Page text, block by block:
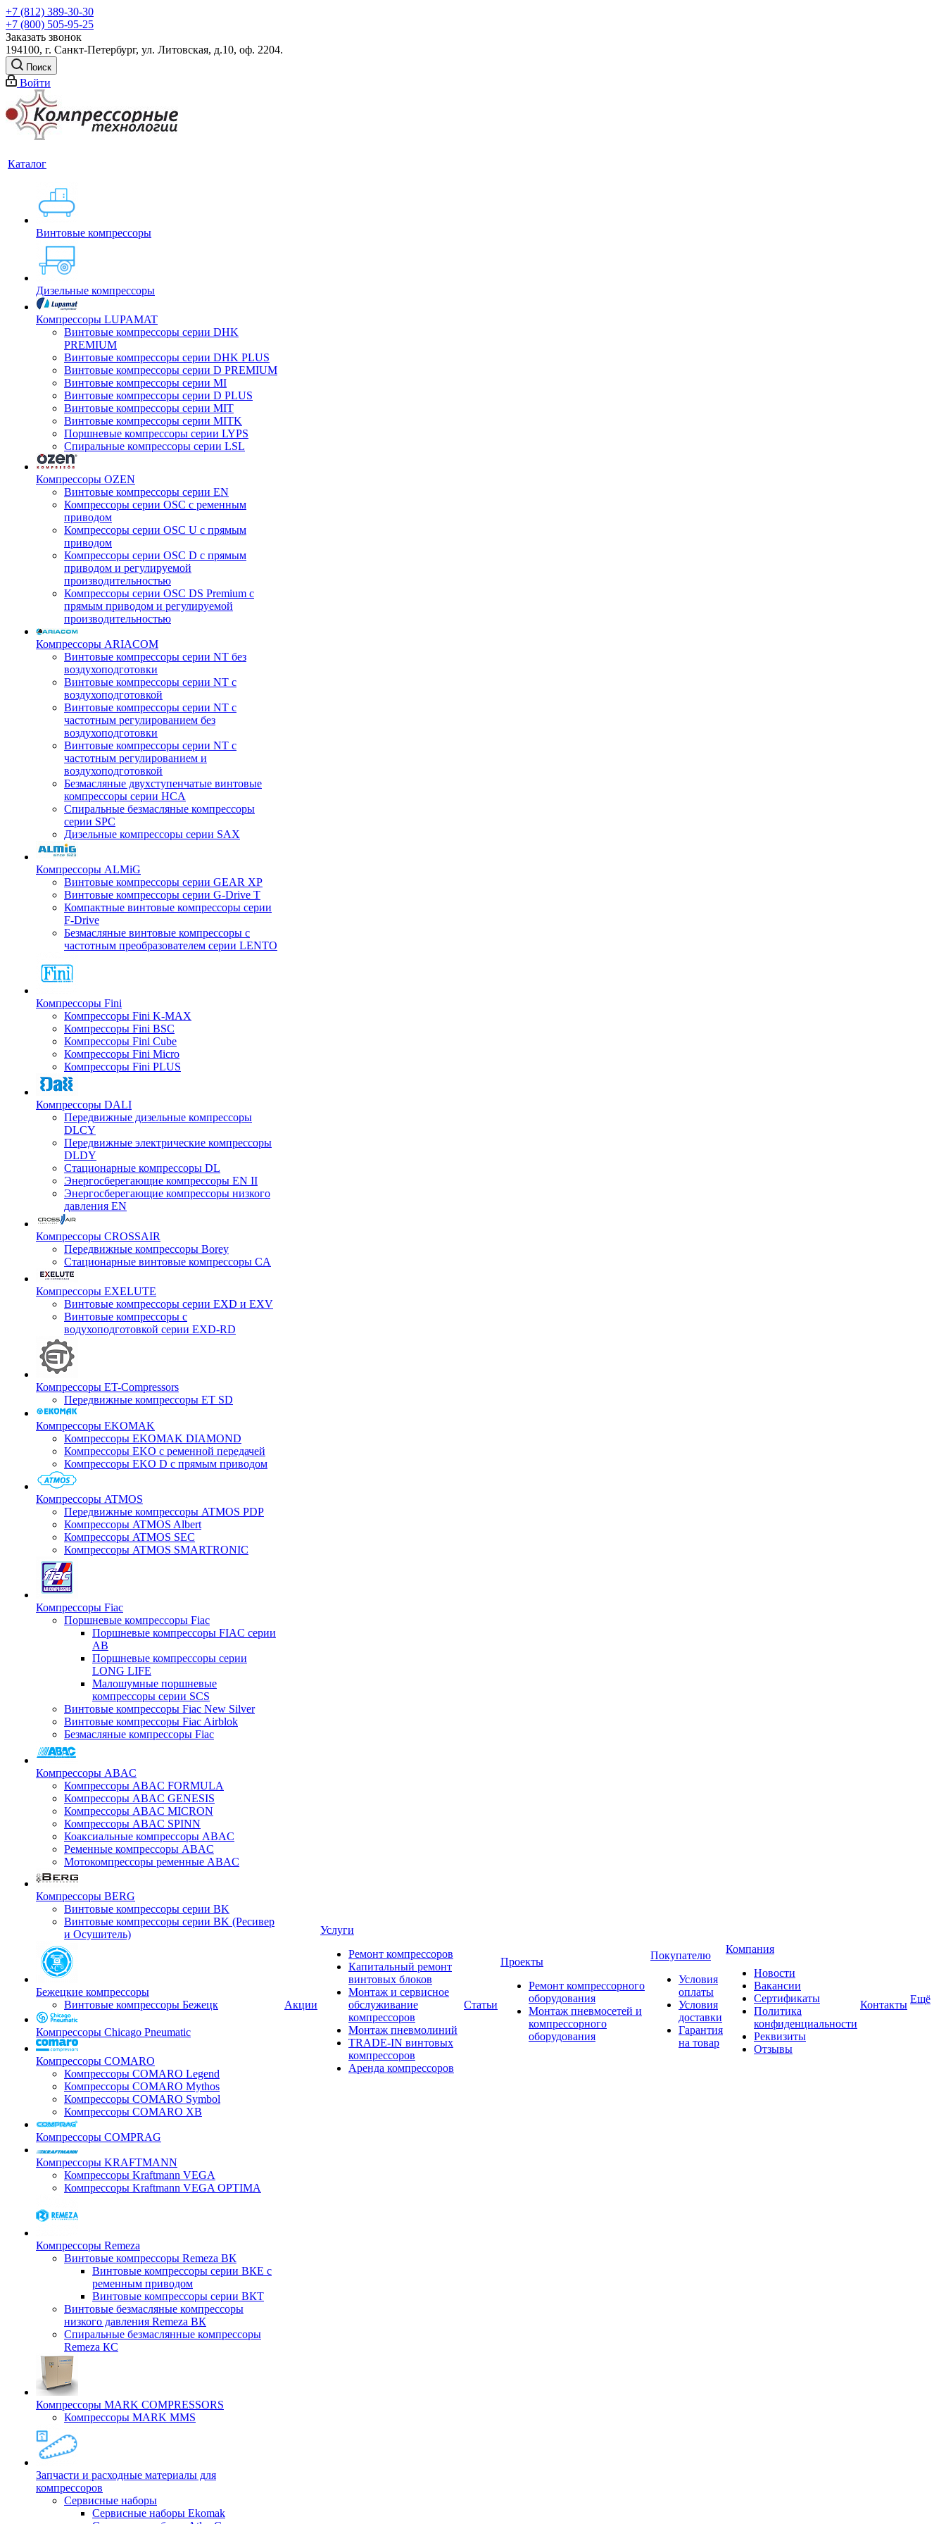
+7 (812) 389-30-30
+7 (800) 505-95-25
Заказать звонок
194100, г. Санкт-Петербург, ул. Литовская, д.10, оф. 2204.
Поиск
Войти
Каталог
Винтовые компрессоры
Дизельные компрессоры
Компрессоры LUPAMAT
Винтовые компрессоры серии DHK
PREMIUM
Винтовые компрессоры серии DHK PLUS
Винтовые компрессоры серии D PREMIUM
Винтовые компрессоры серии MI
Винтовые компрессоры серии D PLUS
Винтовые компрессоры серии MIT
Винтовые компрессоры серии MITK
Поршневые компрессоры серии LYPS
Спиральные компрессоры серии LSL
Компрессоры OZEN
Винтовые компрессоры серии EN
Компрессоры серии OSC с ременным
приводом
Компрессоры серии OSC U с прямым
приводом
Компрессоры серии OSC D с прямым
приводом и регулируемой
производительностью
Компрессоры серии OSC DS Premium с
прямым приводом и регулируемой
производительностью
Компрессоры ARIACOM
Винтовые компрессоры серии NT без
воздухоподготовки
Винтовые компрессоры серии NT c
воздухоподготовкой
Винтовые компрессоры серии NT с
частотным регулированием без
воздухоподготовки
Винтовые компрессоры серии NT с
частотным регулированием и
воздухоподготовкой
Безмасляные двухступенчатые винтовые
компрессоры серии HCA
Спиральные безмасляные компрессоры
серии SPC
Дизельные компрессоры серии SAX
Компрессоры ALMiG
Винтовые компрессоры серии GEAR XP
Винтовые компрессоры серии G-Drive T
Компактные винтовые компрессоры серии
F-Drive
Безмасляные винтовые компрессоры с
частотным преобразователем серии LENTO
Компрессоры Fini
Компрессоры Fini K-MAX
Компрессоры Fini BSC
Компрессоры Fini Cube
Компрессоры Fini Micro
Компрессоры Fini PLUS
Компрессоры DALI
Передвижные дизельные компрессоры
DLCY
Передвижные электрические компрессоры
DLDY
Стационарные компрессоры DL
Энергосберегающие компрессоры EN II
Энергосберегающие компрессоры низкого
давления EN
Компрессоры CROSSAIR
Передвижные компрессоры Borey
Стационарные винтовые компрессоры CA
Компрессоры EXELUTE
Винтовые компрессоры серии EXD и EXV
Винтовые компрессоры с
водухоподготовкой серии EXD-RD
Компрессоры ET-Compressors
Передвижные компрессоры ET SD
Компрессоры EKOMAK
Компрессоры EKOMAK DIAMOND
Компрессоры EKO c ременной передачей
Компрессоры EKO D с прямым приводом
Компрессоры ATMOS
Передвижные компрессоры ATMOS PDP
Компрессоры ATMOS Albert
Компрессоры ATMOS SEC
Компрессоры ATMOS SMARTRONIC
Компрессоры Fiac
Поршневые компрессоры Fiac
Поршневые компрессоры FIAC серии
AB
Поршневые компрессоры серии
LONG LIFE
Малошумные поршневые
компрессоры серии SCS
Винтовые компрессоры Fiac New Silver
Винтовые компрессоры Fiac Airblok
Безмасляные компрессоры Fiac
Компрессоры ABAC
Компрессоры ABAC FORMULA
Компрессоры ABAC GENESIS
Компрессоры ABAC MICRON
Компрессоры ABAC SPINN
Коаксиальные компрессоры ABAC
Ременные компрессоры ABAC
Мотокомпрессоры ременные ABAC
Компрессоры BERG
Винтовые компрессоры серии BK
Винтовые компрессоры серии BK (Ресивер
и Осушитель)
Бежецкие компрессоры
Винтовые компрессоры Бежецк
Компрессоры Chicago Pneumatic
Компрессоры COMARO
Компрессоры COMARO Legend
Компрессоры COMARO Mythos
Компрессоры COMARO Symbol
Компрессоры COMARO XB
Компрессоры COMPRAG
Компрессоры KRAFTMANN
Компрессоры Kraftmann VEGA
Компрессоры Kraftmann VEGA OPTIMA
Компрессоры Remeza
Винтовые компрессоры Remeza ВК
Винтовые компрессоры серии ВКЕ с
ременным приводом
Винтовые компрессоры серии ВКТ
Винтовые безмасляные компрессоры
низкого давления Remeza ВК
Спиральные безмаслянные компрессоры
Remeza КС
Компрессоры MARK COMPRESSORS
Компрессоры MARK MMS
Запчасти и расходные материалы для
компрессоров
Cервисные наборы
Сервисные наборы Ekomak
Акции
Услуги
Ремонт компрессоров
Капитальный ремонт
винтовых блоков
Монтаж и сервисное
обслуживание
компрессоров
Монтаж пневмолиний
TRADE-IN винтовых
компрессоров
Аренда компрессоров
Статьи
Проекты
Ремонт компрессорного
оборудования
Монтаж пневмосетей и
компрессорного
оборудования
Покупателю
Условия
оплаты
Условия
доставки
Гарантия
на товар
Компания
Новости
Вакансии
Сертификаты
Политика
конфиденциальности
Реквизиты
Отзывы
Контакты Ещё